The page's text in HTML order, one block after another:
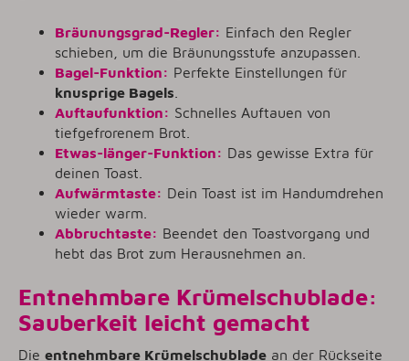
Bräunungsgrad-Regler: Einfach den Regler
schieben, um die Bräunungsstufe anzupassen.
Bagel-Funktion: Perfekte Einstellungen für
knusprige Bagels
Auftaufunktion: Schnelles Auftauen von
tiefgefrorenem Brot.
Etwas-länger-Funktion: Das gewisse Extra für
deinen Toast.
Aufwärmtaste: Dein Toast ist im Handumdrehen
wieder warm.
Abbruchtaste: Beendet den Toastvorgang und
hebt das Brot zum Herausnehmen an.
Entnehmbare Krümelschublade:
Sauberkeit leicht gemacht
Die entnehmbare Krümelschublade an der Rückseite